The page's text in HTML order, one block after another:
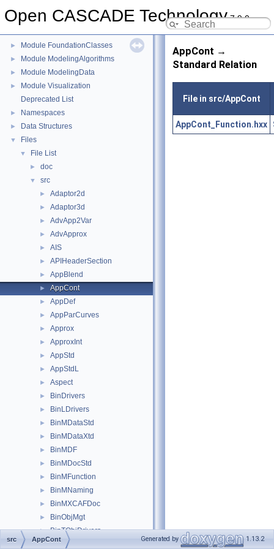
Open CASCADE Technology7.9.0
► Module DataExchange
► Module FoundationClasses
► Module ModelingAlgorithms
► Module ModelingData
►
Module Visualization
Deprecated List
► Namespaces
► Data Structures
▼ Files
▼ File List
► doc
▼ src
► Adaptor2d
► Adaptor3d
► AdvApp2Var
► AdvApprox
► AIS
► APIHeaderSection
► AppBlend
► AppCont
► AppDef
► AppParCurves
► Approx
► ApproxInt
► AppStd
► AppStdL
► Aspect
► BinDrivers
► BinLDrivers
► BinMDataStd
► BinMDataXtd
► BinMDF
► BinMDocStd
► BinMFunction
► BinMNaming
► BinMXCAFDoc
► BinObjMgt
► BinTObjDrivers
► BinTools
AppCont →
Standard Relation
File in src/AppCont
AppCont_Function.hxx
src AppCont Generated by 1.13.2